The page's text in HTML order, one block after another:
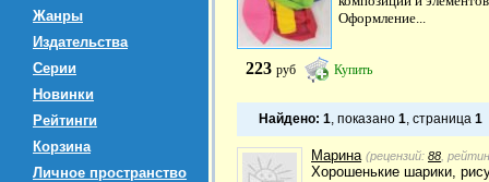
Жанры
Издательства
Серии
Новинки
Рейтинги
Корзина
Личное пространство
Оформление...
223 руб Купить
Найдено: 1, показано 1, страница 1
Марина (рецензий: 88 ,
Хорошенькие шарики,